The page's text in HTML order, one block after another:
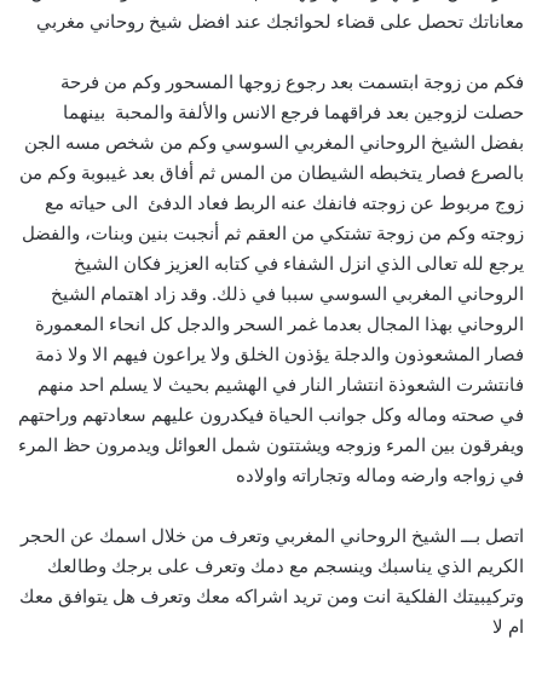
معاناتك تحصل على قضاء لحوائجك عند افضل شيخ روحاني مغربي
فكم من زوجة ابتسمت بعد رجوع زوجها المسحور وكم من فرحة
حصلت لزوجين بعد فراقهما فرجع الانس والألفة والمحبة بينهما
بفضل الشيخ الروحاني المغربي السوسي وكم من شخص مسه الجن
بالصرع فصار يتخبطه الشيطان من المس ثم أفاق بعد غيبوبة وكم من
زوج مربوط عن زوجته فانفك عنه الربط فعاد الدفئ الى حياته مع
زوجته وكم من زوجة تشتكي من العقم ثم أنجبت بنين وبنات، والفضل
يرجع لله تعالى الذي انزل الشفاء في كتابه العزيز فكان الشيخ
الروحاني المغربي السوسي سببا في ذلك. وقد زاد اهتمام الشيخ
الروحاني بهذا المجال بعدما غمر السحر والدجل كل انحاء المعمورة
فصار المشعوذون والدجلة يؤذون الخلق ولا يراعون فيهم الا ولا ذمة
فانتشرت الشعوذة انتشار النار في الهشيم بحيث لا يسلم احد منهم
في صحته وماله وكل جوانب الحياة فيكدرون عليهم سعادتهم وراحتهم
ويفرقون بين المرء وزوجه ويشتتون شمل العوائل ويدمرون حظ المرء
في زواجه وارضه وماله وتجاراته واولاده
اتصل بـــ الشيخ الروحاني المغربي وتعرف من خلال اسمك عن الحجر
الكريم الذي يناسبك وينسجم مع دمك وتعرف على برجك وطالعك
وتركيبيتك الفلكية انت ومن تريد اشراكه معك وتعرف هل يتوافق معك
ام لا